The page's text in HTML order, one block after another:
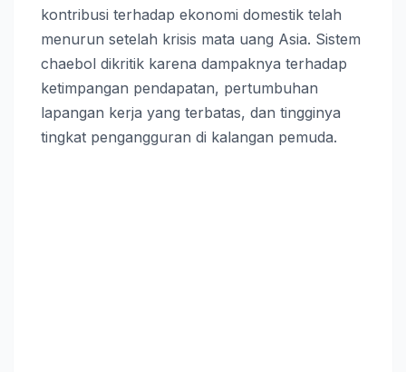
kontribusi terhadap ekonomi domestik telah
menurun setelah krisis mata uang Asia. Sistem
chaebol dikritik karena dampaknya terhadap
ketimpangan pendapatan, pertumbuhan
lapangan kerja yang terbatas, dan tingginya
tingkat pengangguran di kalangan pemuda.